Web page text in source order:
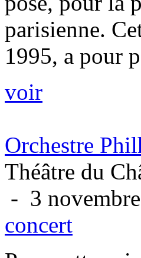
parisienne.
1995, a pour
voir
Orchestre
Théâtre du
- 3
concert